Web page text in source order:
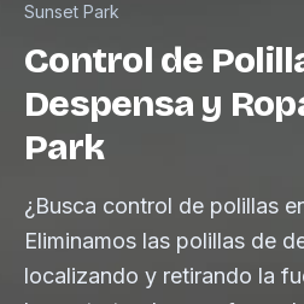
Sunset Park
Control de
Despensa y
Park
¿Busca control de polillas
Eliminamos las polillas de
localizando y retirando la